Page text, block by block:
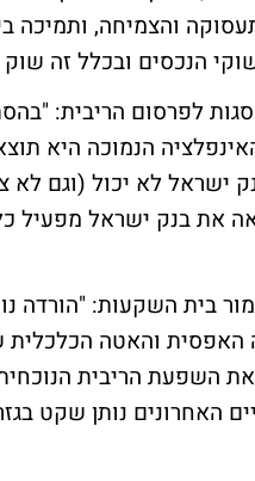
והצמיחה, ותמיכה
הנכסים ובכלל זה שוק
לפרסום הריבית:
הנמוכה היא
ישראל לא יכול (וגם לא
את בנק ישראל מפעיל
האפסית והאטה
השפעת הריבית
האחרונים נותן שקט